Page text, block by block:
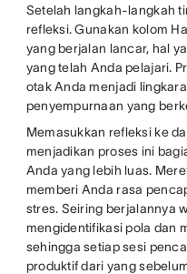
Setelah langkah-langkah
refleksi. Gunakan kolom
yang berjalan lancar, hal
yang telah Anda pelajari.
otak Anda menjadi
penyempurnaan yang
Memasukkan refleksi ke
menjadikan proses ini
Anda yang lebih luas.
memberi Anda rasa
stres. Seiring berjalannya
mengidentifikasi pola dan
sehingga setiap sesi
produktif dari yang